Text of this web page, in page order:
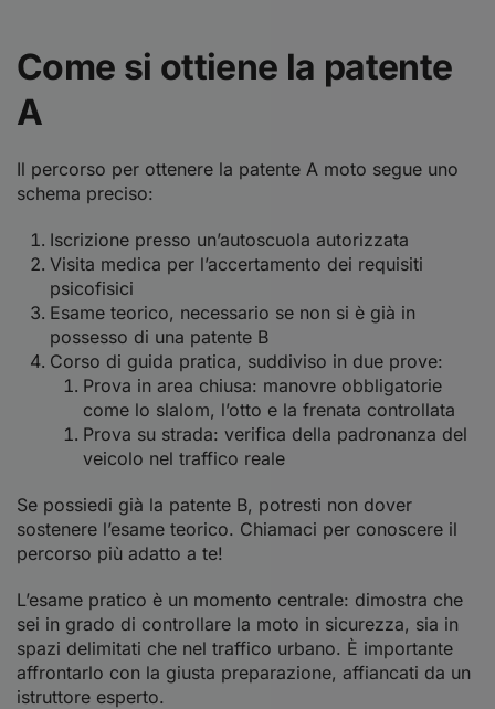
Come si ottiene la patente
A
Il percorso per ottenere la patente A moto segue uno
schema preciso:
Iscrizione presso un’autoscuola autorizzata
Visita medica per l’accertamento dei requisiti
psicofisici
Esame teorico, necessario se non si è già in
possesso di una patente B
Corso di guida pratica, suddiviso in due prove:
Prova in area chiusa: manovre obbligatorie
come lo slalom, l’otto e la frenata controllata
Prova su strada: verifica della padronanza del
veicolo nel traffico reale
Se possiedi già la patente B, potresti non dover
sostenere l’esame teorico. Chiamaci per conoscere il
percorso più adatto a te!
L’esame pratico è un momento centrale: dimostra che
sei in grado di controllare la moto in sicurezza, sia in
spazi delimitati che nel traffico urbano. È importante
affrontarlo con la giusta preparazione, affiancati da un
istruttore esperto.